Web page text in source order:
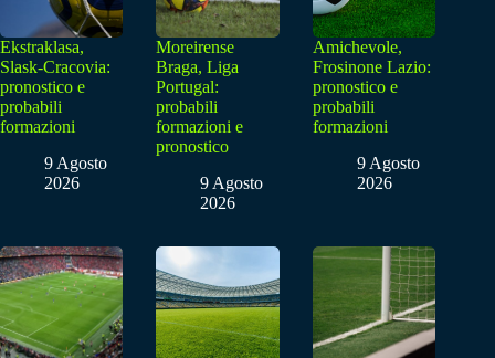
Ekstraklasa,
Slask-Cracovia:
pronostico e
probabili
formazioni
9 Agosto
2026
Moreirense
Braga, Liga
Portugal:
probabili
formazioni e
pronostico
9 Agosto
2026
Amichevole,
Frosinone Lazio:
pronostico e
probabili
formazioni
9 Agosto
2026